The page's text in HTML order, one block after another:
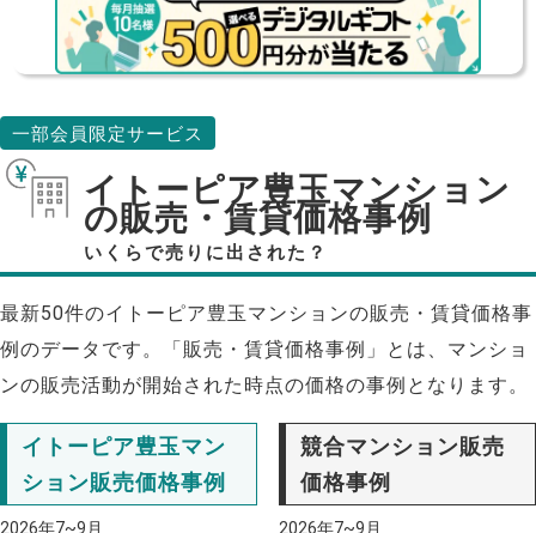
一部会員限定サービス
イトーピア豊玉マンション
の販売・賃貸価格事例
いくらで売りに出された？
最新50件のイトーピア豊玉マンションの販売・賃貸価格事
例のデータです。「販売・賃貸価格事例」とは、マンショ
ンの販売活動が開始された時点の価格の事例となります。
イトーピア豊玉マン
ション販売価格事例
2026年7~9月
競合マンション販売
価格事例
2026年7~9月